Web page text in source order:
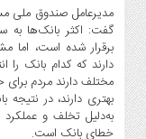
مدیرعامل صندوق ملی
گفت: اکثر بانک‌ها به
برقرار شده است، اما
دارند که کدام بانک
مختلف دارند مردم
بهتری دارند، در
به‌دلیل تخلف و عملکرد
خطای بانک است.